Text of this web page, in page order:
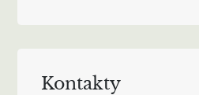
Kontakty